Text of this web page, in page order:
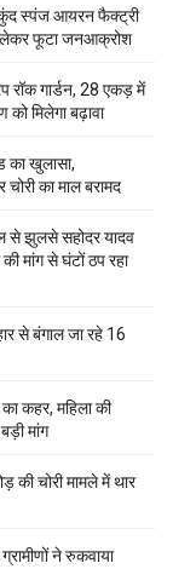
स्पंज आयरन फैक्ट्री
लेकर फूटा जनआक्रोश
रॉक गार्डन, 28 एकड़ में
को मिलेगा बढ़ावा
का खुलासा,
का माल बरामद
से झुलसे सहोदर यादव
मांग से घंटों ठप रहा
से बंगाल जा रहे 16
कहर, महिला की
मांग
की चोरी मामले में थार
ने रुकवाया